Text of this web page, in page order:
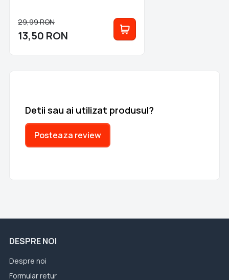
13,50 RON
29,99RON
Detii sau ai utilizat produsul?
Posteaza review
DESPRE NOI
Despre noi
Formular retur